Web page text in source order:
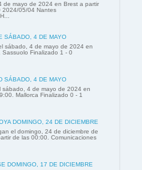
de mayo de 2024 en Brest a partir
2024/05/04 Nantes
SÁBADO, 4 DE MAYO
sábado, 4 de mayo de 2024 en
Finalizado 1 - 0
SÁBADO, 4 DE MAYO
sábado, 4 de mayo de 2024 en
Mallorca Finalizado 0 - 1
DOMINGO, 24 DE DICIEMBRE
el domingo, 24 de diciembre de
de las 00:00. Comunicaciones
DOMINGO, 17 DE DICIEMBRE